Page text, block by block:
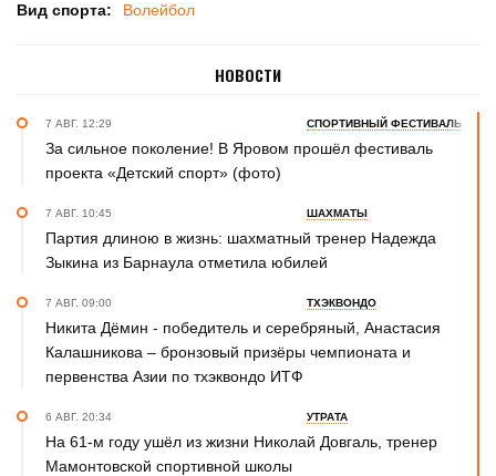
Вид спорта: Волейбол
НОВОСТИ
7 АВГ. 12:29 СПОРТИВНЫЙ ФЕСТИВАЛЬ
За сильное поколение! В Яровом прошёл фестиваль
проекта «Детский спорт» (фото)
7 АВГ. 10:45 ШАХМАТЫ
Партия длиною в жизнь: шахматный тренер Надежда
Зыкина из Барнаула отметила юбилей
7 АВГ. 09:00 ТХЭКВОНДО
Никита Дёмин - победитель и серебряный, Анастасия
Калашникова – бронзовый призёры чемпионата и
первенства Азии по тхэквондо ИТФ
6 АВГ. 20:34 УТРАТА
На 61-м году ушёл из жизни Николай Довгаль, тренер
Мамонтовской спортивной школы